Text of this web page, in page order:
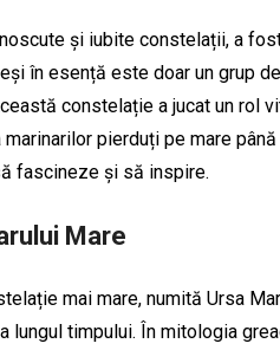
și iubite constelații, a
în esență este doar un grup
constelație a jucat un rol
pierduți pe mare
fascineze și să inspire.
Mare
mai mare, numită Ursa
lungul timpului. În mitologia